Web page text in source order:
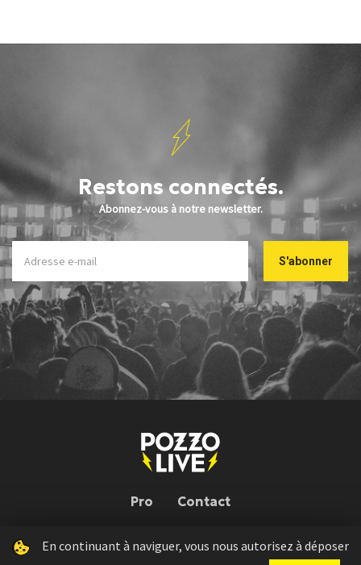
Restons connectés.
Abonnez-vous à notre newsletter.
Pro Contact
Pozzo Live © 2026 | Conception : Pozzo Team, avec l'aide deBloop
En continuant à naviguer, vous nous autorisez à déposer